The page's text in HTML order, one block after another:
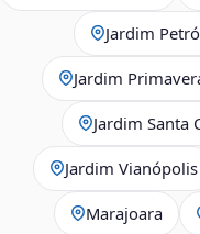
Jardim
Jardim
Jardim Santa
Jardim Vianópolis
Marajoara